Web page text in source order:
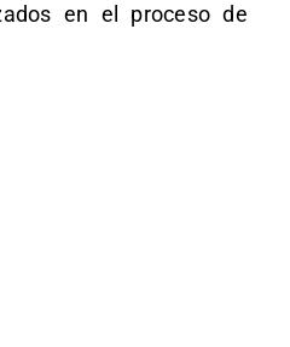
en el proceso de